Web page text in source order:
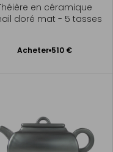
en céramique
doré mat - 5 tasses
Acheter 510 €
Ajouter